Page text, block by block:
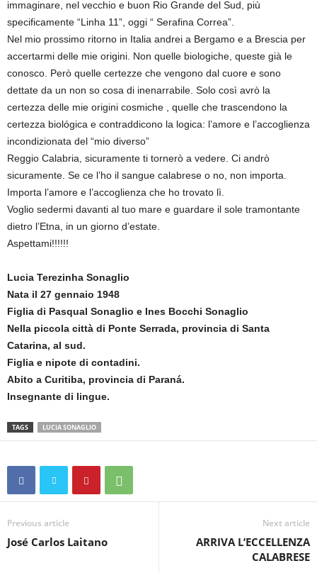
immaginare, nel vecchio e buon Rio Grande del Sud, più
specificamente “Linha 11”, oggi “ Serafina Correa”.
Nel mio prossimo ritorno in Italia andrei a Bergamo e a Brescia per
accertarmi delle mie origini. Non quelle biologiche, queste già le
conosco. Però quelle certezze che vengono dal cuore e sono
dettate da un non so cosa di inenarrabile. Solo così avrò la
certezza delle mie origini cosmiche , quelle che trascendono la
certezza biológica e contraddicono la logica: l’amore e l’accoglienza
incondizionata del “mio diverso”
Reggio Calabria, sicuramente ti tornerò a vedere. Ci andrò
sicuramente. Se ce l’ho il sangue calabrese o no, non importa.
Importa l’amore e l’accoglienza che ho trovato lì.
Voglio sedermi davanti al tuo mare e guardare il sole tramontante
dietro l’Etna, in un giorno d’estate.
Aspettami!!!!!!
Lucia Terezinha Sonaglio
Nata il 27 gennaio 1948
Figlia di Pasqual Sonaglio e Ines Bocchi Sonaglio
Nella piccola città di Ponte Serrada, provincia di Santa
Catarina, al sud.
Figlia e nipote di contadini.
Abito a Curitiba, provincia di Paraná.
Insegnante di lingue.
TAGS LUCIA SONAGLIO
Previous article
José Carlos Laitano
Next article
ARRIVA L’ECCELLENZA
CALABRESE